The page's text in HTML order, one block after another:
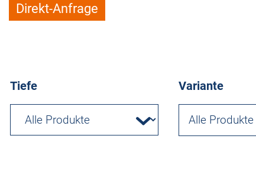
Direkt-Anfrage
Tiefe Variante
Alle Produkte